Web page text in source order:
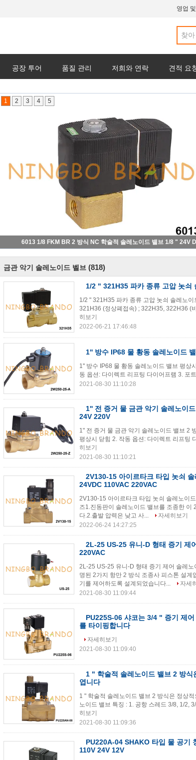
영업
공장 투어 품질 관리 저희와 연락 견적 요
6013 1/8 FKM BR 2 방식 NC 학술적 솔레노이드 밸브 1/8 " 24V
1 2 3 4 5
금관 악기 솔레노이드 벨브 (818)
1/2 " 321H35 파카 종류 고압 놋쇠
1/2 " 321H35 파카 종류 고압 놋쇠 솔레노
321H36 (정상폐접속) ; 322H35, 322H36 (
히보기
2022-06-21 17:46:48
1'' 방수 IP68 물 황동 솔레노이드
1'' 방수 IP68 물 황동 솔레노이드 밸브 평상
동 옵션: 다이렉트 리프팅 다이어프램 3. 포
2021-08-30 11:10:28
1'' 전 증거 물 금관 악기 솔레노이
24V 220V
1" 전 증거 물 금관 악기 솔레노이드 밸브 2
평상시 닫힘 2. 작동 옵션: 다이렉트 리프팅
히보기
2021-08-30 11:10:21
2V130-15 아이르타크 타입 놋쇠
24VDC 110VAC 220VAC
2V130-15 아이르타크 타입 놋쇠 솔레노이
즈1.진동판이 솔레노이드 밸브를 조종한 이
다.2.출발 압력은 낮고 사...
자세히보기
2022-06-24 14:27:25
2L-25 US-25 유니-D 형태 증기 제
220VAC
2L-25 US-25 유니-D 형태 증기 제어 솔레
명된 2가지 항만 2 방식 조종사 피스톤 설
기를 제어하도록 설계되었습니다...
자세
2021-08-30 11:09:44
PU225S-06 샤코는 3/4 " 증기 제
를 타이핑합니다
자세히보기
2021-08-30 11:09:40
1 " 학술적 솔레노이드 밸브 2 방
엽니다
1 " 학술적 솔레노이드 밸브 2 방식은 정상
노이드 밸브 특징 : 1. 공항 스레드 3/8, 1/2,
히보기
2021-08-30 11:09:36
PU220A-04 SHAKO 타입 물 공기
110V 24V 12V